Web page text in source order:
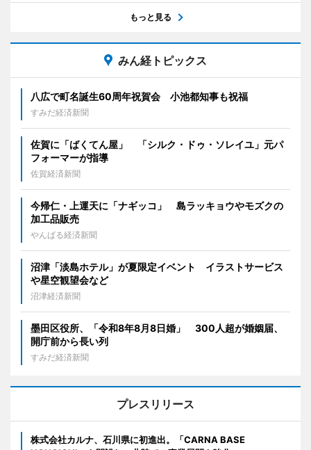
もっと見る
みん経トピックス
八広で町名誕生60周年祝賀会 小池都知事も祝福
すみだ経済新聞
佐賀に「ばくてん屋」 「シルク・ドゥ・ソレイユ」元パ
フォーマーが指導
佐賀経済新聞
今帰仁・上運天に「ナギッコ」 島ラッキョウやモズクの
加工品販売
やんばる経済新聞
沼津「淡島ホテル」が夏限定イベント イラストサービス
や星空観望会など
沼津経済新聞
墨田区役所、「令和8年8月8日婚」 300人超が婚姻届、
開庁前から長い列
すみだ経済新聞
プレスリリース
株式会社カルナ、石川県に初進出。「CARNA BASE